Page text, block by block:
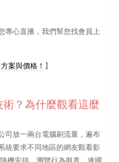
專心直播，我們幫您找會員上
案與價格！ 】
？為什麼觀看這麼
司放一兩台電腦刷流量，遍布
統要求不同地區的網友觀看影
機安排、瀏覽行為擬真、連國